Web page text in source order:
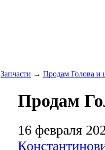
Запчасти → Продам Голова и
Продам
16 февраля